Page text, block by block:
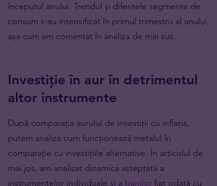
începutul anului. Trendul și diferitele segmente de
consum s-au intensificat în primul trimestru al anului,
așa cum am comentat în analiza de mai sus.
Investiție în aur în detrimentul
altor instrumente
După comparația aurului de investiții cu inflația,
putem analiza cum funcționează metalul în
comparație cu investițiile alternative. În articolul de
mai jos, am analizat dinamica așteptată a
instrumentelor individuale și a banilor fiat odată cu